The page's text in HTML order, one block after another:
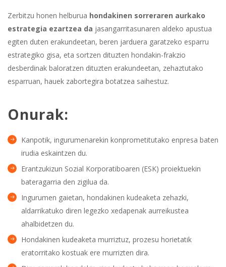
Zerbitzu honen helburua hondakinen sorreraren aurkako
estrategia ezartzea da jasangarritasunaren aldeko apustua
egiten duten erakundeetan, beren jarduera garatzeko esparru
estrategiko gisa, eta sortzen dituzten hondakin-frakzio
desberdinak baloratzen dituzten erakundeetan, zehaztutako
esparruan, hauek zabortegira botatzea saihestuz.
Onurak:
Kanpotik, ingurumenarekin konprometitutako enpresa baten
irudia eskaintzen du.
Erantzukizun Sozial Korporatiboaren (ESK) proiektuekin
bateragarria den zigilua da.
Ingurumen gaietan, hondakinen kudeaketa zehazki,
aldarrikatuko diren legezko xedapenak aurreikustea
ahalbidetzen du.
Hondakinen kudeaketa murriztuz, prozesu horietatik
eratorritako kostuak ere murrizten dira.